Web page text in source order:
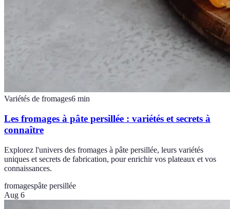
Variétés de fromages6 min
Les fromages à pâte persillée : variétés et secrets à
connaître
Explorez l'univers des fromages à pâte persillée, leurs variétés
uniques et secrets de fabrication, pour enrichir vos plateaux et vos
connaissances.
fromagespâte persillée
Aug 6